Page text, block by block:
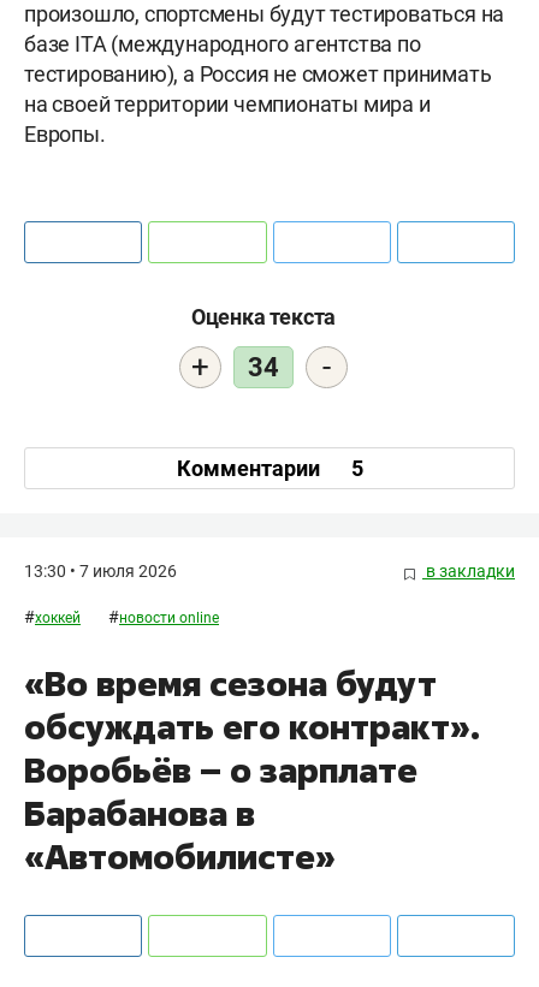
произошло, спортсмены будут тестироваться на
базе ITA (международного агентства по
тестированию), а Россия не сможет принимать
на своей территории чемпионаты мира и
Европы.
Оценка текста
+ 34 -
Комментарии 5
13:30 • 7 июля 2026 в закладки
#хоккей #новости online
«Во время сезона будут
обсуждать его контракт».
Воробьёв – о зарплате
Барабанова в
«Автомобилисте»